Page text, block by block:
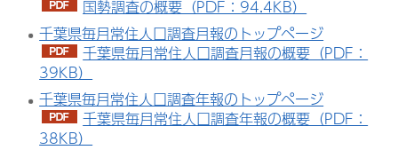
国勢調査の概要（PDF：94.4KB）
千葉県毎月常住人口調査月報のトップページ
千葉県毎月常住人口調査月報の概要（PDF：
39KB）
千葉県毎月常住人口調査年報のトップページ
千葉県毎月常住人口調査年報の概要（PDF：
38KB）